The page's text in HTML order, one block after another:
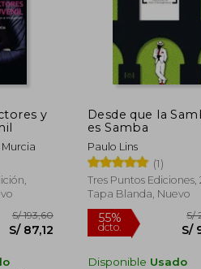
y
Desde que la
es Samba
Paulo Lins
(1)
Tres Puntos Ediciones,
Tapa Blanda, Nuevo
Disponible Usado